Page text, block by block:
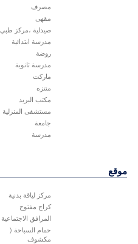
مصرف
مقهى
صيدلية ،مركز طبي
مدرسة ابتدائية
روضة
مدرسة ثانوية
ماركت
منتزه
مكتب البريد
مستشفى المنزلية
جامعة
مدرسة
موقع
مركز لياقة بدنية
كراج مفتوح
المرافق الاجتماعية
حمام السباحة (
مكشوف